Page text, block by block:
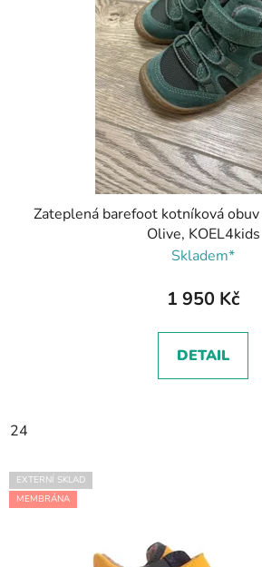
Zateplená barefoot kotníková
Olive, KOEL4kids
Skladem*
1 950 Kč
DETAIL
24
EXTERNÍ SKLAD
MEMBRÁNA